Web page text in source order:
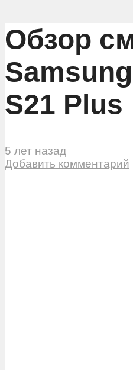
Обзор
S21 Plus
5 лет назад
Добавить комментарий